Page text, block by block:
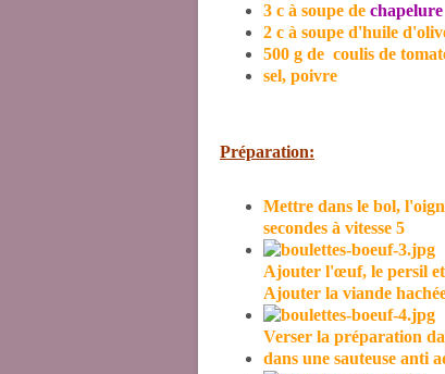
3 c à soupe de chapelure
2 c à soupe d'huile
500 g de coulis de
sel, poivre
Préparation:
Mettre dans le bol,
secondes à vitesse 5
Ajouter l'œuf, le persil et
Ajouter la viande
Verser la préparation
dans une sauteuse anti